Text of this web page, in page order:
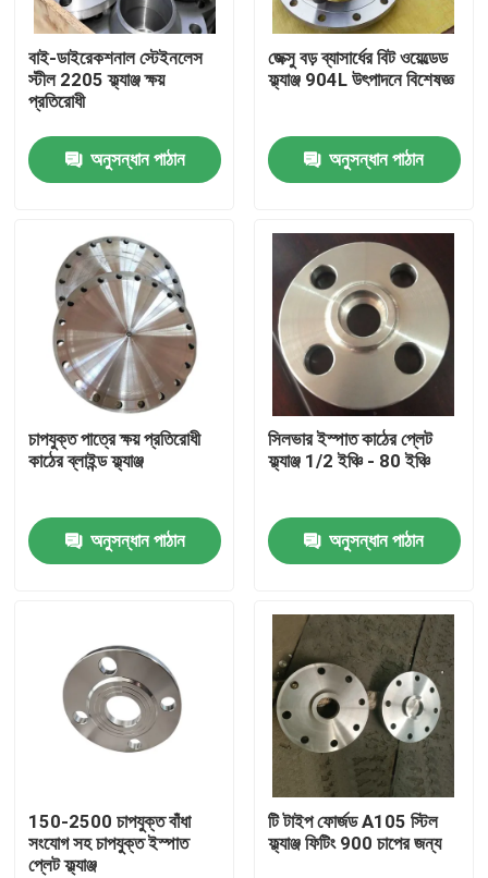
পণ্য
ভিডিও
ভিআর শো
আমাদের সম্পর্কে
মান নিয়ন্ত্রণ
যোগাযোগ করুন
উদ্ধৃতির জন্য আবেদন
বাই-ডাইরেকশনাল স্টেইনলেস
স্টীল 2205 ফ্ল্যাঞ্জ ক্ষয়
প্রতিরোধী
অনুসন্ধান পাঠান
জেক্সু বড় ব্যাসার্ধের বিট ওয়েল্ডেড
ফ্ল্যাঞ্জ 904L উৎপাদনে বিশেষজ্ঞ
অনুসন্ধান পাঠান
চাপযুক্ত পাত্রে ক্ষয় প্রতিরোধী
কাঠের ব্লাইন্ড ফ্ল্যাঞ্জ
অনুসন্ধান পাঠান
সিলভার ইস্পাত কাঠের প্লেট
ফ্ল্যাঞ্জ 1/2 ইঞ্চি - 80 ইঞ্চি
অনুসন্ধান পাঠান
150-2500 চাপযুক্ত বাঁধা
সংযোগ সহ চাপযুক্ত ইস্পাত
প্লেট ফ্ল্যাঞ্জ
টি টাইপ ফোর্জড A105 স্টিল
ফ্ল্যাঞ্জ ফিটিং 900 চাপের জন্য